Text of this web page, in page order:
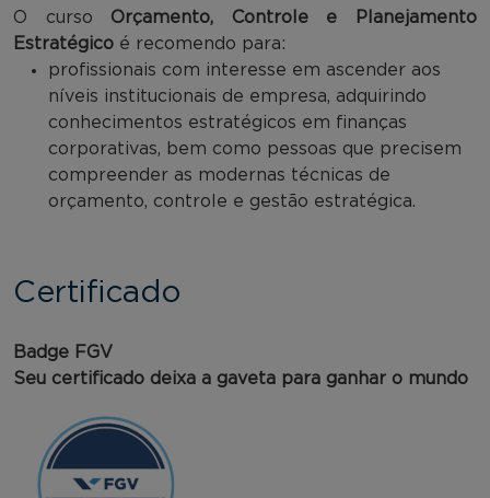
O curso Orçamento, Controle e Planejamento
Estratégico é recomendo para:
profissionais com interesse em ascender aos
níveis institucionais de empresa, adquirindo
conhecimentos estratégicos em finanças
corporativas, bem como pessoas que precisem
compreender as modernas técnicas de
orçamento, controle e gestão estratégica.
Certificado
Badge FGV
Seu certificado deixa a gaveta para ganhar o mundo